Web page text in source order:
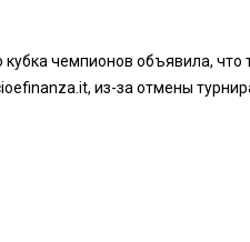
чемпионов объявила,
из-за отмены